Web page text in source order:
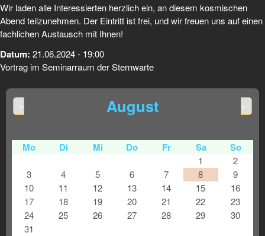
Wir laden alle Interessierten herzlich ein, an diesem kosmischen
Abend teilzunehmen. Der Eintritt ist frei, und wir freuen uns auf einen
fachlichen Austausch mit Ihnen!
Datum: 21.06.2024 - 19:00
Vortrag im Seminarraum der Sternwarte
August
« »
Mo Di Mi Do Fr Sa So
1
2
3
4 5 6 7 8
9
10
11 12 13 14 15
16
17
18 19 20 21 22
23
24
25 26 27 28 29
30
31